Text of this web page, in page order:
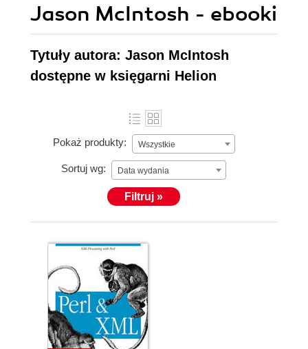
Jason McIntosh - ebooki
Tytuły autora: Jason McIntosh
dostępne w księgarni Helion
Pokaż produkty: Wszystkie
Sortuj wg: Data wydania
Filtruj »